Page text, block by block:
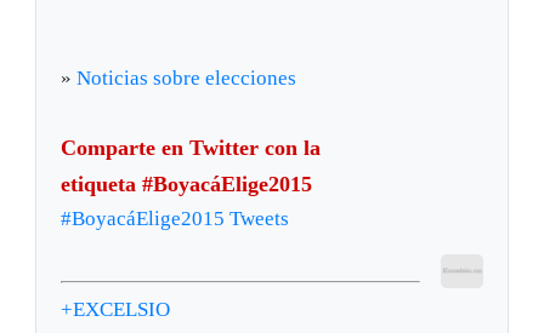
»Noticias sobre elecciones
Comparte en Twitter con la
etiqueta #BoyacáElige2015
#BoyacáElige2015 Tweets
+EXCELSIO